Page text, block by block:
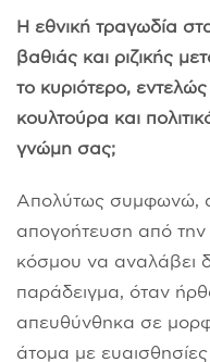
Η εθνική τραγωδία
βαθιάς και ριζικής
το κυριότερο, εντελώς
κουλτούρα και
γνώμη σας;
Απολύτως συμφωνώ,
απογοήτευση από την
κόσμου να αναλάβει
παράδειγμα, όταν
απευθύνθηκα σε
άτομα με